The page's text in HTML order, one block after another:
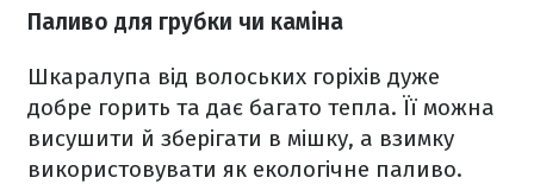
Паливо для грубки чи каміна
Шкаралупа від волоських горіхів дуже
добре горить та дає багато тепла. Її можна
висушити й зберігати в мішку, а взимку
використовувати як екологічне паливо.